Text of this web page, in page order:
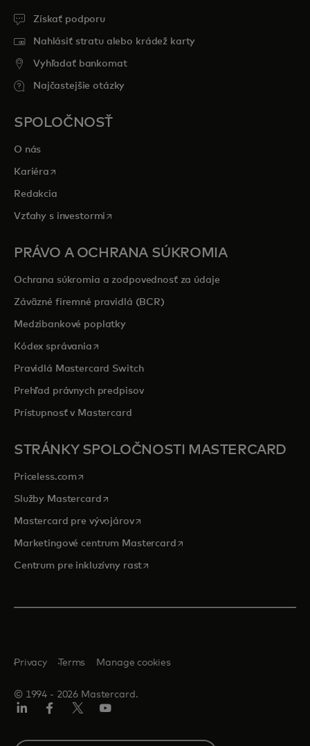
Získať podporu
Nahlásiť stratu alebo krádež karty
Vyhľadať bankomat
Najčastejšie otázky
SPOLOČNOSŤ
O nás
Kariéra opens in a new tab
Redakcia
Vzťahy s investormi opens in a new tab
PRÁVO A OCHRANA SÚKROMIA
Ochrana súkromia a zodpovednosť za údaje
Záväzné firemné pravidlá (BCR)
Medzibankové poplatky
Kódex správaniaopens in a new tab
Pravidlá Mastercard Switch
Prehľad právnych predpisov
Prístupnosť v Mastercard
STRÁNKY SPOLOČNOSTI MASTERCARD
Priceless.com opens in a new tab
Služby Mastercardopens in a new tab
Mastercard pre vývojárovopens in a new tab
Marketingové centrum Mastercardopens in a new tab
Centrum pre inkluzívny rastopens in a new tab
© 1994 ‑ 2026 Mastercard.
Privacy Terms Manage cookies